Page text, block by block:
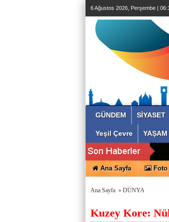
6 Ağustos 2026, Perşembe |
GÜNDEM SİYASET
Yeşil Çevre YAŞAM
Ana Sayfa
Ana Sayfa » DÜNYA
Kuzey Kore: